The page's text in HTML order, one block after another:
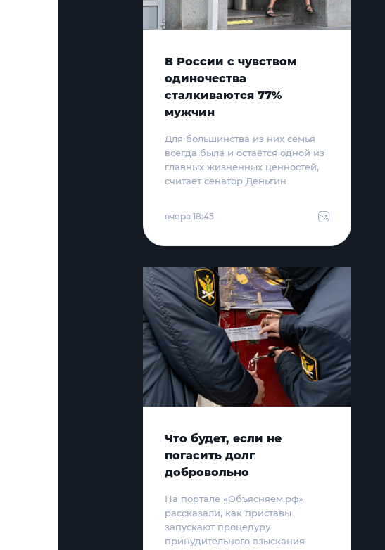
В России с чувством
одиночества
сталкиваются 77%
мужчин
Для большинства из них семья
всегда была и остаётся одной из
главных жизненных ценностей,
считает сенатор Деньгин
вчера 18:45
Что будет, если не
погасить долг
добровольно
На портале «Объясняем.рф»
рассказали, как приставы
запускают процедуру
принудительного взыскания